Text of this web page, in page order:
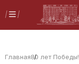
Главная80 лет Победы!